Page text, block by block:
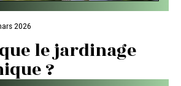
2026
que le jardinage
?